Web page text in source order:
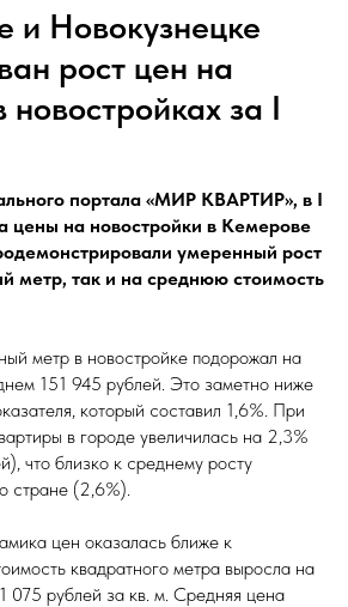
и Новокузнецке
рост цен на
за I
портала «МИР КВАРТИР», в I
цены на новостройки в Кемерове
умеренный рост
метр, так и на среднюю стоимость
метр в новостройке подорожал на
151 945 рублей. Это заметно ниже
который составил 1,6%. При
в городе увеличилась на 2,3%
что близко к среднему росту
стране (2,6%).
цен оказалась ближе к
квадратного метра выросла на
075 рублей за кв. м. Средняя цена